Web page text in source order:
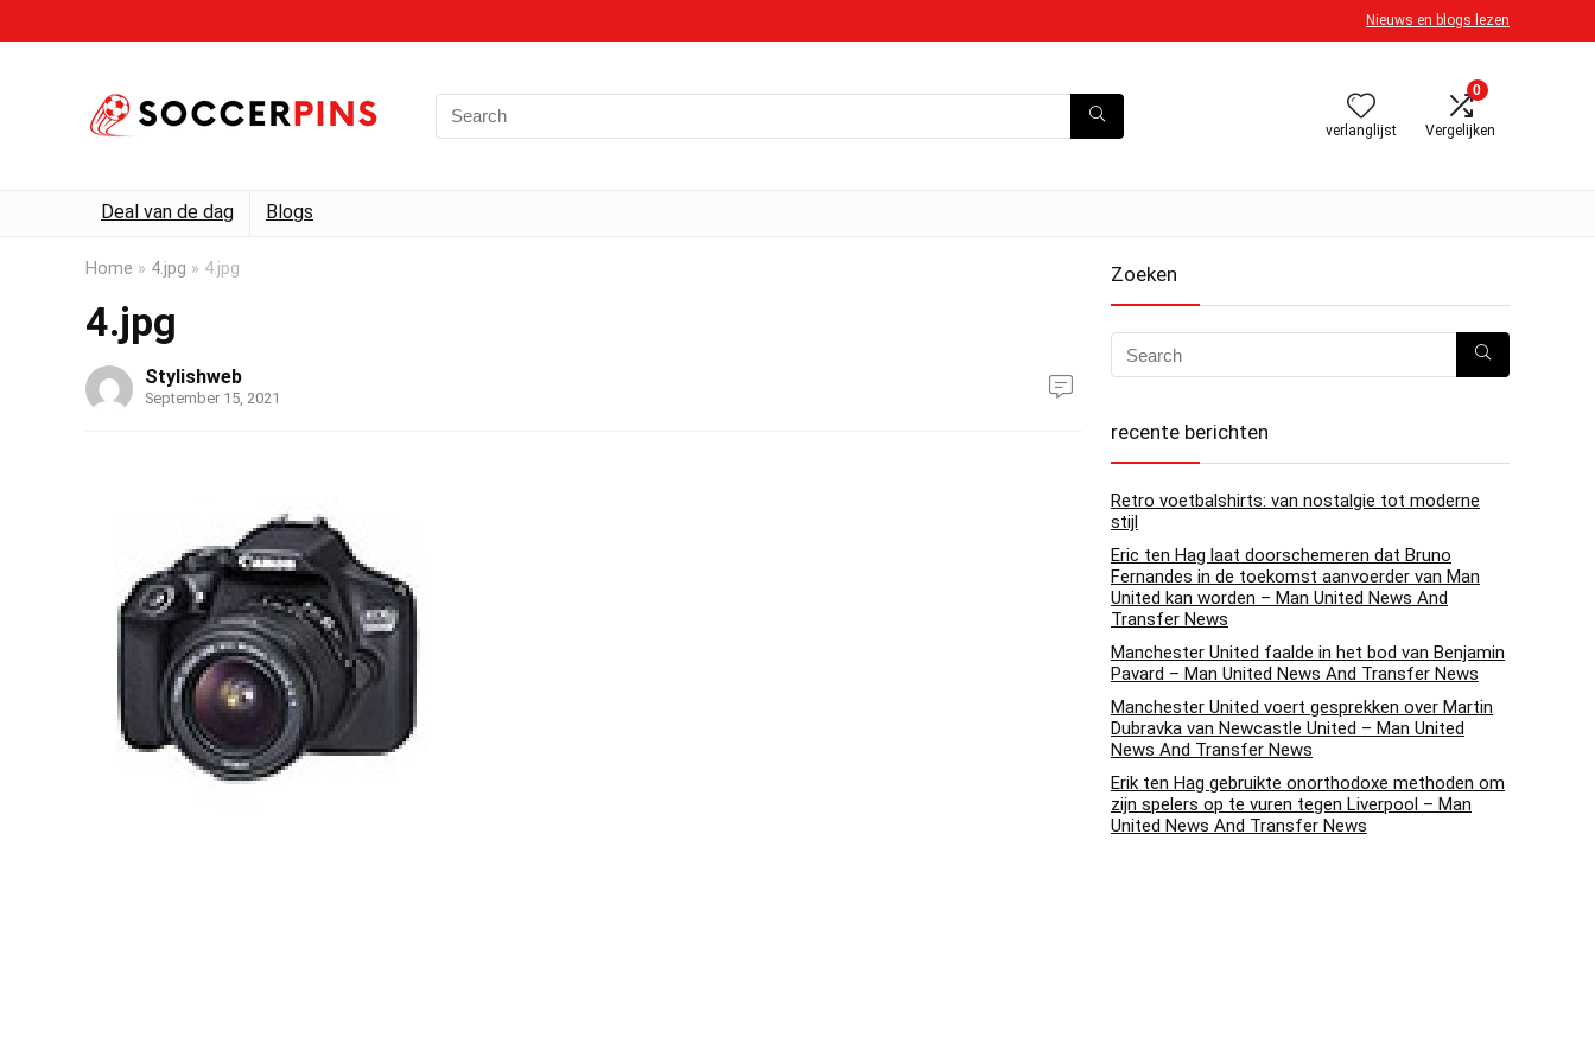
Nieuws en blogs lezen
verlanglijst
0
Vergelijken
Deal van de dag Blogs
Home » 4.jpg » 4.jpg
4.jpg
Stylishweb
September 15, 2021
Zoeken
recente berichten
Retro voetbalshirts: van nostalgie tot moderne
stijl
Eric ten Hag laat doorschemeren dat Bruno
Fernandes in de toekomst aanvoerder van Man
United kan worden – Man United News And
Transfer News
Manchester United faalde in het bod van Benjamin
Pavard – Man United News And Transfer News
Manchester United voert gesprekken over Martin
Dubravka van Newcastle United – Man United
News And Transfer News
Erik ten Hag gebruikte onorthodoxe methoden om
zijn spelers op te vuren tegen Liverpool – Man
United News And Transfer News